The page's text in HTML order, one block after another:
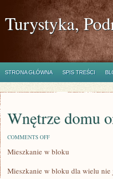
Turystyka,
STRONA GŁÓWNA SPIS TREŚCI
Wnętrze domu
COMMENTS OFFON
DOMU
Mieszkanie w bloku
Mieszkanie w bloku dla wielu